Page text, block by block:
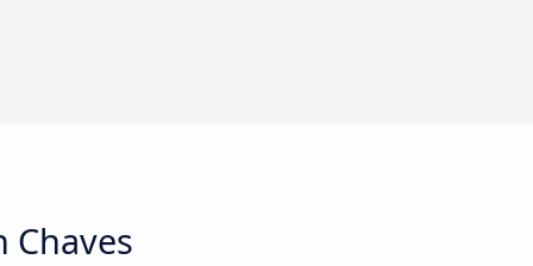
Chaves